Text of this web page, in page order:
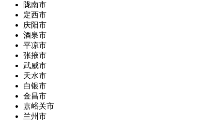
陇南市
定西市
庆阳市
酒泉市
平凉市
张掖市
武威市
天水市
白银市
金昌市
嘉峪关市
兰州市